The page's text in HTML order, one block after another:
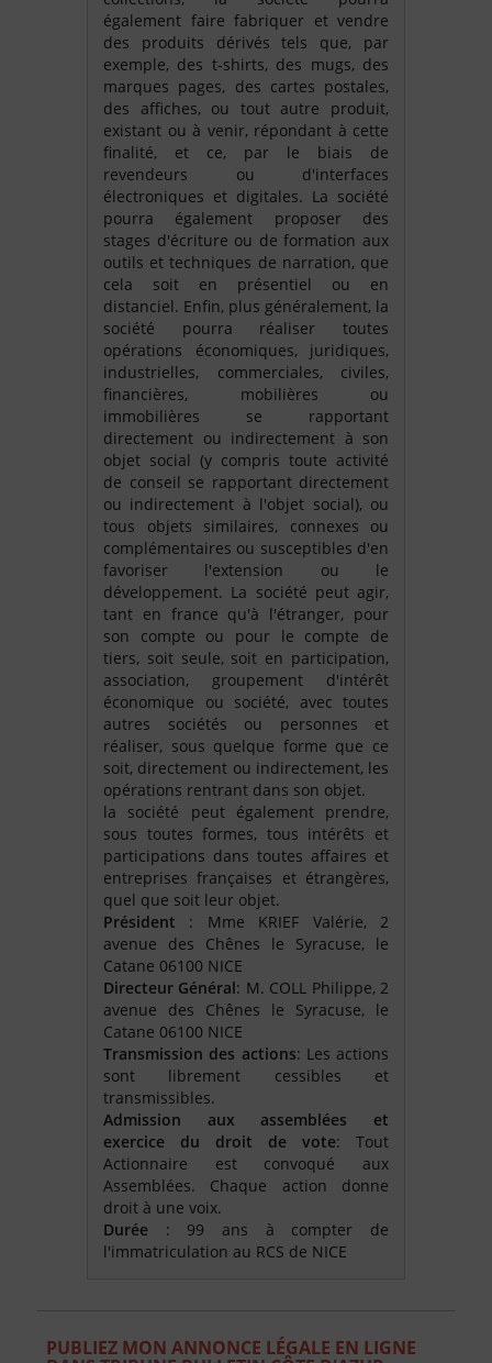
également faire fabriquer et vendre
des produits dérivés tels que, par
exemple, des t-shirts, des mugs, des
marques pages, des cartes postales,
des affiches, ou tout autre produit,
existant ou à venir, répondant à cette
finalité, et ce, par le biais de
revendeurs ou d'interfaces
électroniques et digitales. La société
pourra également proposer des
stages d'écriture ou de formation aux
outils et techniques de narration, que
cela soit en présentiel ou en
distanciel. Enfin, plus généralement, la
société pourra réaliser toutes
opérations économiques, juridiques,
industrielles, commerciales, civiles,
financières, mobilières ou
immobilières se rapportant
directement ou indirectement à son
objet social (y compris toute activité
de conseil se rapportant directement
ou indirectement à l'objet social), ou
tous objets similaires, connexes ou
complémentaires ou susceptibles d'en
favoriser l'extension ou le
développement. La société peut agir,
tant en france qu'à l'étranger, pour
son compte ou pour le compte de
tiers, soit seule, soit en participation,
association, groupement d'intérêt
économique ou société, avec toutes
autres sociétés ou personnes et
réaliser, sous quelque forme que ce
soit, directement ou indirectement, les
opérations rentrant dans son objet.
la société peut également prendre,
sous toutes formes, tous intérêts et
participations dans toutes affaires et
entreprises françaises et étrangères,
quel que soit leur objet.
Président : Mme KRIEF Valérie, 2
avenue des Chênes le Syracuse, le
Catane 06100 NICE
Directeur Général: M. COLL Philippe, 2
avenue des Chênes le Syracuse, le
Catane 06100 NICE
Transmission des actions: Les actions
sont librement cessibles et
transmissibles.
Admission aux assemblées et
exercice du droit de vote: Tout
Actionnaire est convoqué aux
Assemblées. Chaque action donne
droit à une voix.
Durée : 99 ans à compter de
l'immatriculation au RCS de NICE
PUBLIEZ MON ANNONCE LÉGALE EN LIGNE